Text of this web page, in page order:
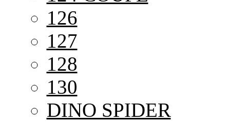
126
127
128
130
DINO SPIDER